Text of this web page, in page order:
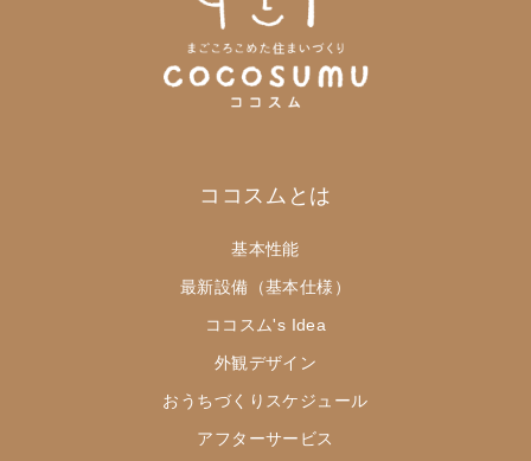
ココスムとは
基本性能
最新設備（基本仕様）
ココスム's Idea
外観デザイン
おうちづくりスケジュール
アフターサービス